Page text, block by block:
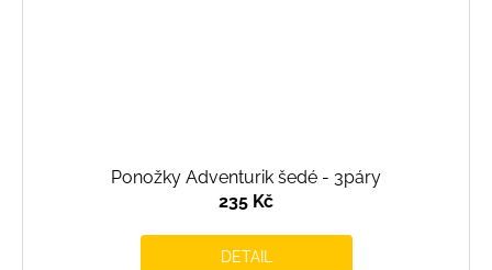
Ponožky Adventurik šedé - 3páry
235 Kč
DETAIL